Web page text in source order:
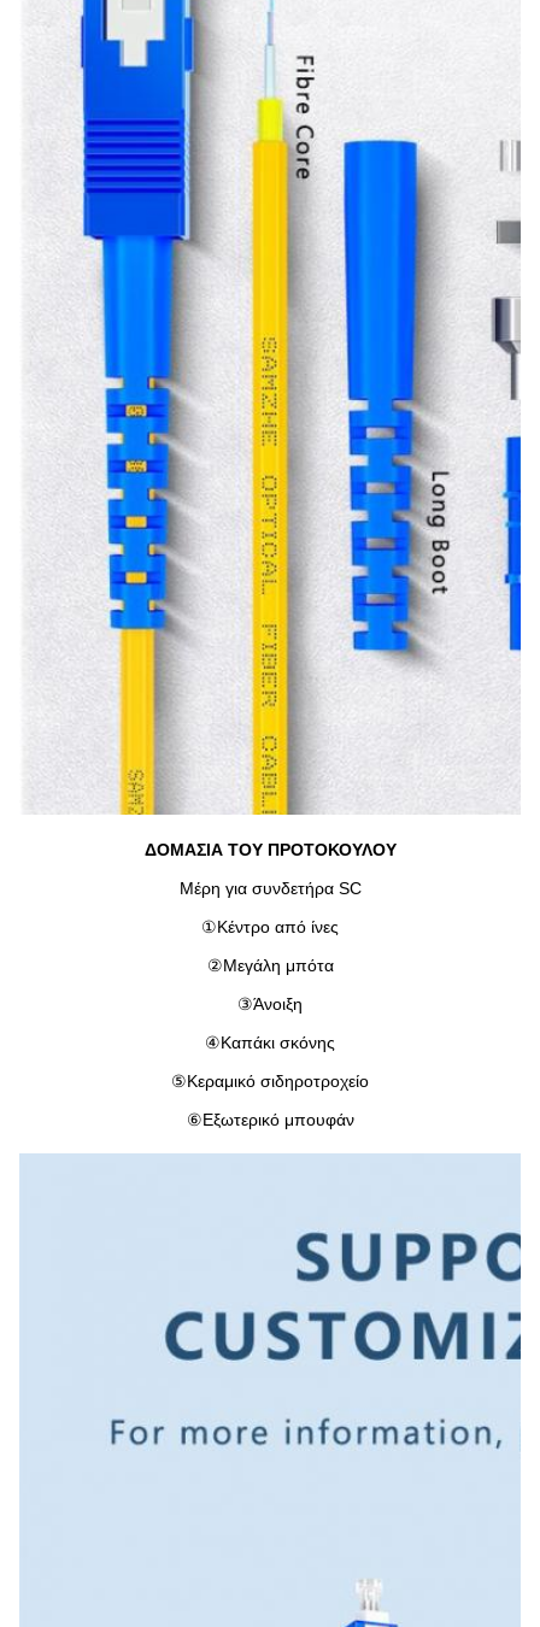
ΔΟΜΑΣΙΑ ΤΟΥ ΠΡΟΤΟΚΟΥΛΟΥ
Μέρη για συνδετήρα SC
①Κέντρο από ίνες
②Μεγάλη μπότα
③Άνοιξη
④Καπάκι σκόνης
⑤Κεραμικό σιδηροτροχείο
⑥Εξωτερικό μπουφάν